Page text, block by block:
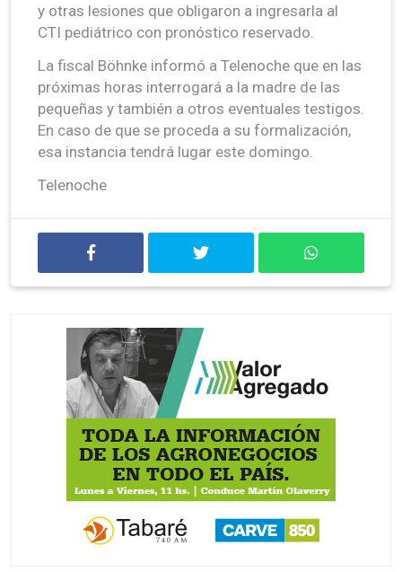
y otras lesiones que obligaron a ingresarla al
CTI pediátrico con pronóstico reservado.
La fiscal Böhnke informó a Telenoche que en las
próximas horas interrogará a la madre de las
pequeñas y también a otros eventuales testigos.
En caso de que se proceda a su formalización,
esa instancia tendrá lugar este domingo.
Telenoche